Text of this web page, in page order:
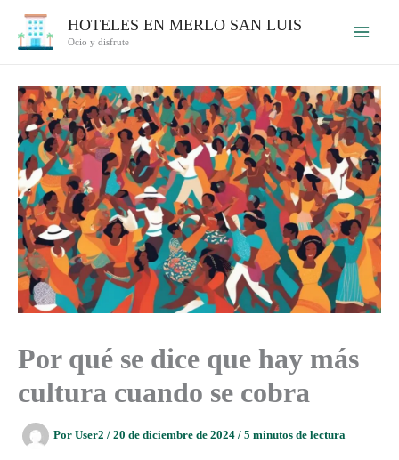
HOTELES EN MERLO SAN LUIS
Ocio y disfrute
Por qué se dice que hay más
cultura cuando se cobra
Por User2 / 20 de diciembre de 2024 / 5 minutos de lectura